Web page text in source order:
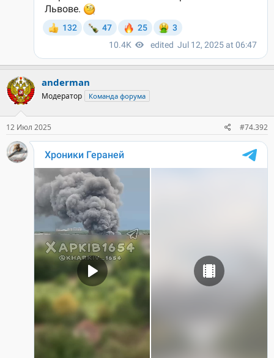
anderman
Модератор Команда форума
12 Июл 2025 #74.392